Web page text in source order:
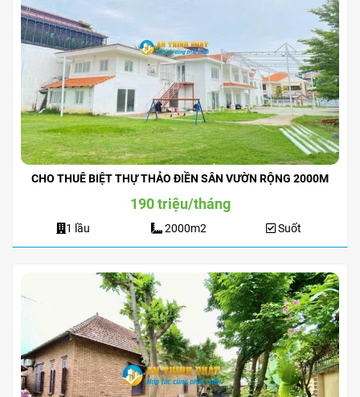
CHO THUÊ BIỆT THỰ THẢO ĐIỀN SÂN VƯỜN RỘNG 2000M
190 triệu/tháng
1 lầu 2000m2 Suốt